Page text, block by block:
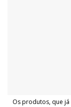
Os produtos, que já